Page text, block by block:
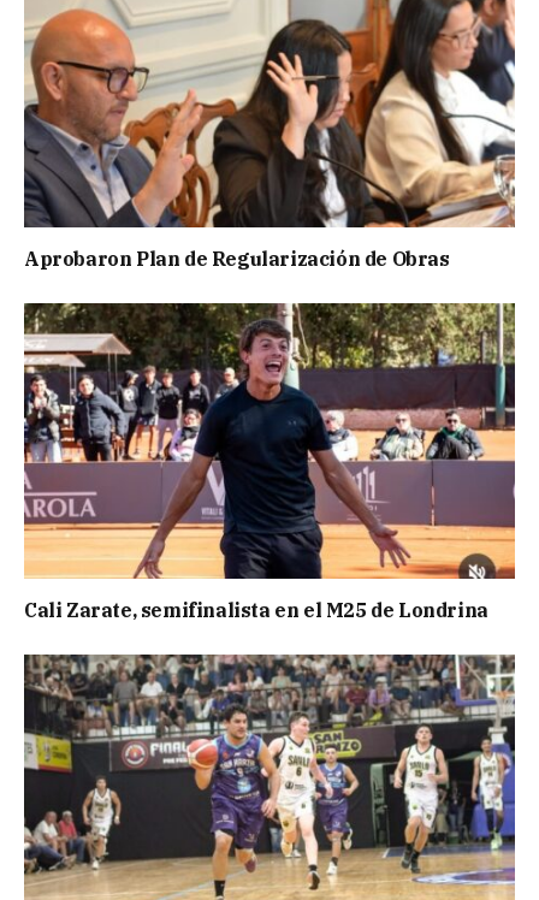
Aprobaron Plan de Regularización de Obras
Cali Zarate, semifinalista en el M25 de Londrina